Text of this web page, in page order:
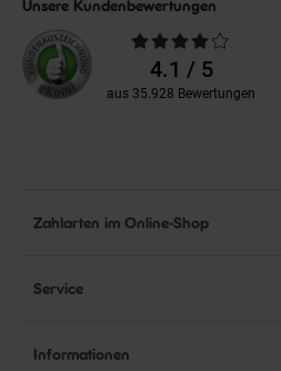
Unsere Kundenbewertungen
Durchschnittliche
Bewertungen4.1 / 5
aus 35.928 Bewertungen
Zahlarten im Online-Shop
Service
Informationen